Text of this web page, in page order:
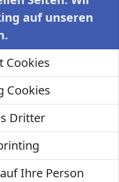
auf unseren
Cookies
Cookies
Dritter
Ihre Person